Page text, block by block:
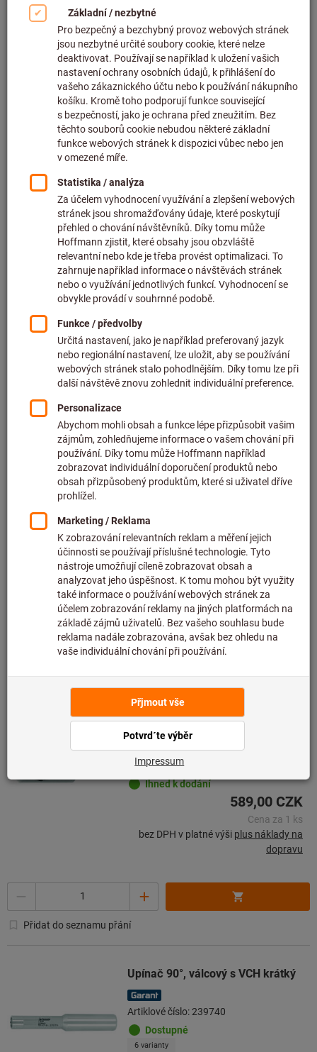
Upínací pouzdra (97)
Adaptéry (13)
Filtr & řazení
Produkt
Produkty
nejprodávanější
Držák kombinovaného plochého
záhlubníku
GfS
Artiklové číslo: 156720
Dostupné
2 155,00 CZK
bez DPH v platné výšiplus náklady na
dopravu
K variantám
Upínač MK
2 117,00 CZK
bez DPH v platné výšiplus náklady na
dopravu
K variantám
Adaptér pro korunkové vrtáky
(Weldon)
Artiklové číslo: 119040
Ihned k dodání
589,00 CZK
Cena za 1 ks
bez DPH v platné výši plus náklady na
dopravu
Přidat do seznamu přání
Upínač 90°, válcový s VCH krátký
Artiklové číslo: 239740
Dostupné
6 varianty